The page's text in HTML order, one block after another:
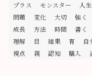
プラス
モンスター 人生
問題
変化 大切 強く
成長
方法 時間 書く
理解
目 結果 育 自
視点
親 認知 購入